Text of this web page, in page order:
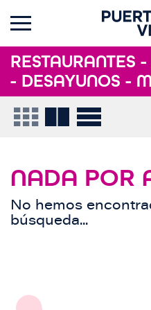
RESTAURANTES
- DESAYUNOS -
NADA POR
No hemos
búsqueda...